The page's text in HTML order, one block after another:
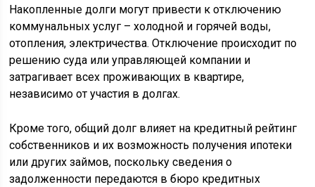
Накопленные долги могут привести к отключению
коммунальных услуг – холодной и горячей воды,
отопления, электричества. Отключение происходит по
решению суда или управляющей компании и
затрагивает всех проживающих в квартире,
независимо от участия в долгах.
Кроме того, общий долг влияет на кредитный рейтинг
собственников и их возможность получения ипотеки
или других займов, поскольку сведения о
задолженности передаются в бюро кредитных